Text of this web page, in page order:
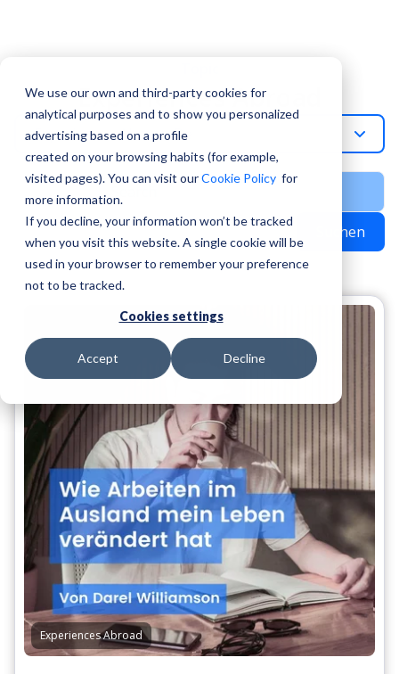
We use our own and third-party cookies for
analytical purposes and to show you personalized
advertising based on a profile
created on your browsing habits (for example,
visited pages). You can visit ourCookie Policy for
more information.
If you decline, your information won’t be tracked
when you visit this website. A single cookie will be
used in your browser to remember your preference
not to be tracked.
Cookies settings
Accept Decline
Experiences Abroad
Experiences-Abroad-De
Suchen
Experiences Abroad